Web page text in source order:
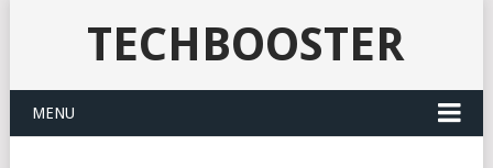
TECHBOOSTER
MENU